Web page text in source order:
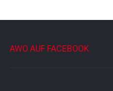
AWO AUF FACEBOOK